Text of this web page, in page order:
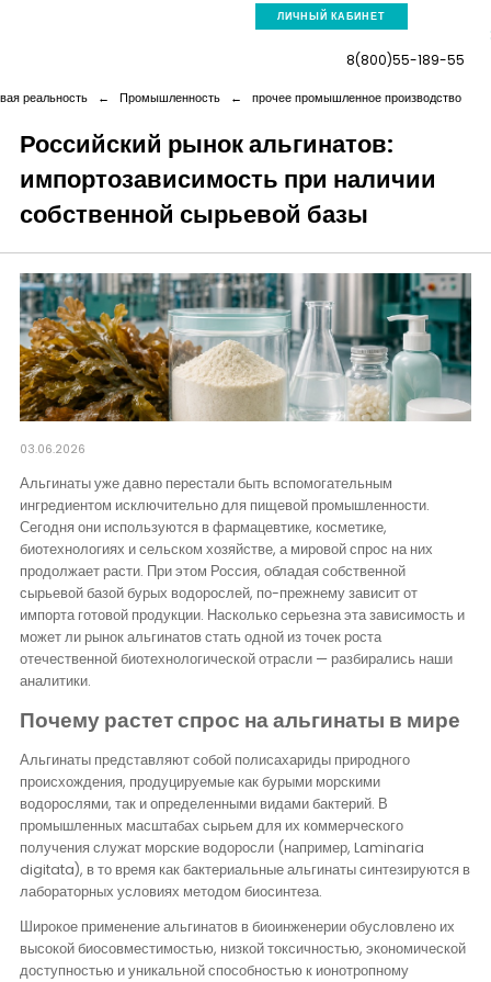
ЛИЧНЫЙ КАБИНЕТ
Компания
Новая реальность
Кейсы
Контакты
8(800)55-189-55
реальность ← Промышленность ← прочее промышленное производство
Российский рынок альгинатов:
импортозависимость при наличии
собственной сырьевой базы
03.06.2026
Альгинаты уже давно перестали быть вспомогательным
ингредиентом исключительно для пищевой промышленности.
Сегодня они используются в фармацевтике, косметике,
биотехнологиях и сельском хозяйстве, а мировой спрос на них
продолжает расти. При этом Россия, обладая собственной
сырьевой базой бурых водорослей, по-прежнему зависит от
импорта готовой продукции. Насколько серьезна эта зависимость и
может ли рынок альгинатов стать одной из точек роста
отечественной биотехнологической отрасли — разбирались наши
аналитики.
Почему растет спрос на альгинаты в мире
Альгинаты представляют собой полисахариды природного
происхождения, продуцируемые как бурыми морскими
водорослями, так и определенными видами бактерий. В
промышленных масштабах сырьем для их коммерческого
получения служат морские водоросли (например, Laminaria
digitata), в то время как бактериальные альгинаты синтезируются в
лабораторных условиях методом биосинтеза.
Широкое применение альгинатов в биоинженерии обусловлено их
высокой биосовместимостью, низкой токсичностью, экономической
доступностью и уникальной способностью к ионотропному